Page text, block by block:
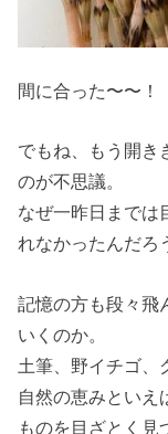
間に合った〜〜！
でもね、もう開き
のが不思議。
なぜ一昨日までは
れなかったんだろ
記憶の方も段々飛
いくのか。
土筆、野イチゴ、
自然の恵みといえ
ものを目ざとく見